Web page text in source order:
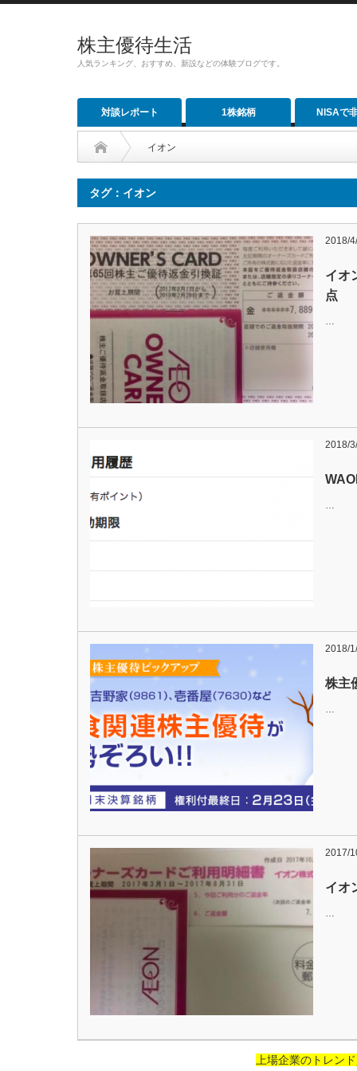
株主優待生活
人気ランキング、おすすめ、新設などの体験ブログです。
対談レポート 1株銘柄 NISAで
イオン
タグ：イオン
2018/
イオ
点
…
2018/
…
2018/
株主
…
2017/
イオ
…
上場企業のトレン